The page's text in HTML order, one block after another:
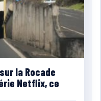
la Rocade
Netflix, ce